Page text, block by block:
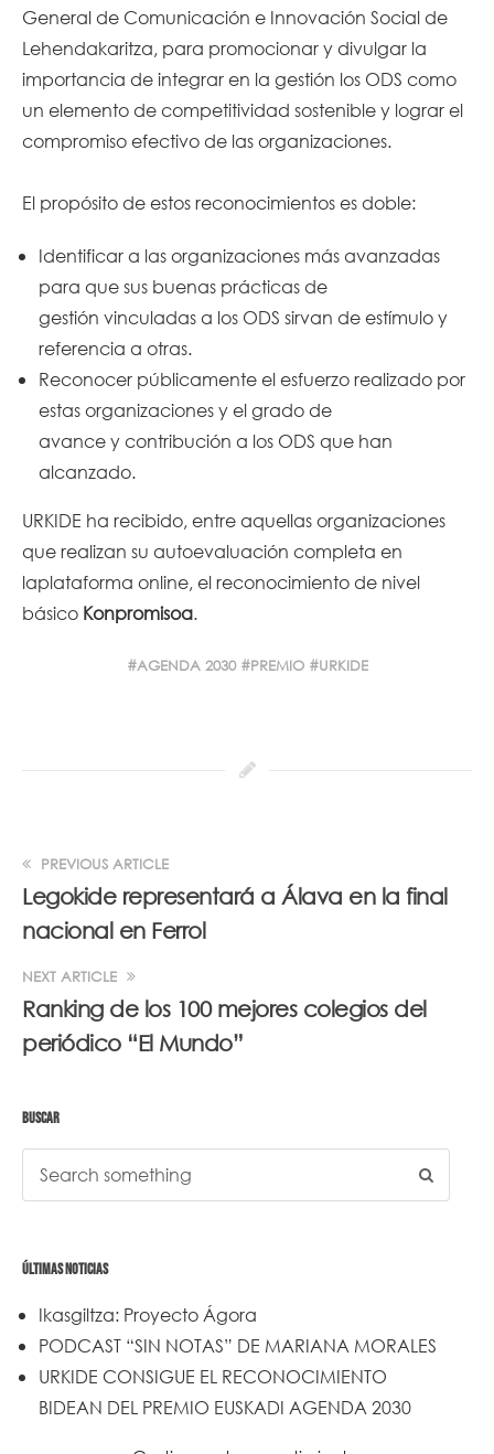
General de Comunicación e Innovación Social de
Lehendakaritza, para promocionar y divulgar la
importancia de integrar en la gestión los ODS como
un elemento de competitividad sostenible y lograr el
compromiso efectivo de las organizaciones.
El propósito de estos reconocimientos es doble:
Identificar a las organizaciones más avanzadas
para que sus buenas prácticas de
gestión vinculadas a los ODS sirvan de estímulo y
referencia a otras.
Reconocer públicamente el esfuerzo realizado por
estas organizaciones y el grado de
avance y contribución a los ODS que han
alcanzado.
URKIDE ha recibido, entre aquellas organizaciones
que realizan su autoevaluación completa en
laplataforma online, el reconocimiento de nivel
básico Konpromisoa.
AGENDA 2030 PREMIO URKIDE
PREVIOUS ARTICLE
Legokide representará a Álava en la final
nacional en Ferrol
NEXT ARTICLE
Ranking de los 100 mejores colegios del
periódico “El Mundo”
BUSCAR
ÚLTIMAS NOTICIAS
Ikasgiltza: Proyecto Ágora
PODCAST “SIN NOTAS” DE MARIANA MORALES
URKIDE CONSIGUE EL RECONOCIMIENTO
BIDEAN DEL PREMIO EUSKADI AGENDA 2030